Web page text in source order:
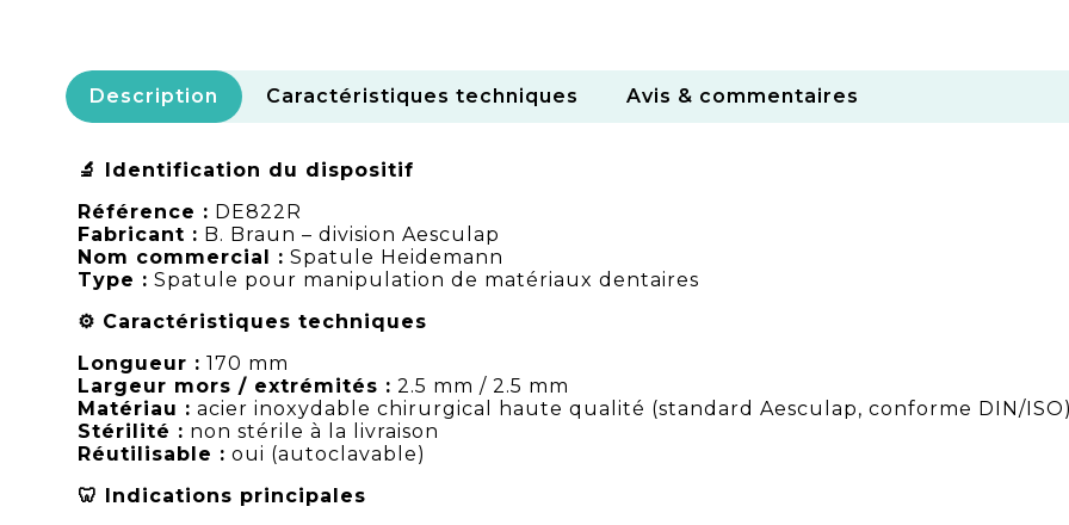
Description Caractéristiques techniques Avis & commentaires
🔬 Identification du dispositif
Référence : DE822R
Fabricant : B. Braun – division Aesculap
Nom commercial : Spatule Heidemann
Type : Spatule pour manipulation de matériaux dentaires
⚙️ Caractéristiques techniques
Longueur : 170 mm
Largeur mors / extrémités : 2.5 mm / 2.5 mm
Matériau : acier inoxydable chirurgical haute qualité (standard Aesculap, conforme DIN/
Stérilité : non stérile à la livraison
Réutilisable : oui (autoclavable)
🦷 Indications principales